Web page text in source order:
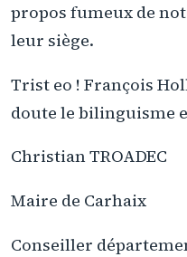
propos fumeux de
leur siège.
Trist eo ! François
doute le bilinguisme
Christian TROADEC
Maire de Carhaix
Conseiller